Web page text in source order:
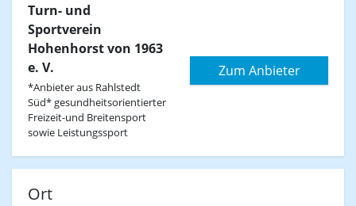
Turn- und
Sportverein
Hohenhorst von 1963
e. V.
*Anbieter aus Rahlstedt
Süd* gesundheitsorientierter
Freizeit-und Breitensport
sowie Leistungssport
Zum Anbieter
Ort